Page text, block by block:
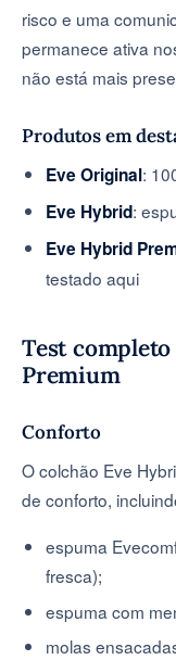
risco e uma
permanece ativa
não está mais
Produtos em
Eve Original:
Eve Hybrid:
Eve Hybrid
testado aqui
Test
Premium
Conforto
O colchão Eve
de conforto,
espuma
fresca);
espuma com
molas